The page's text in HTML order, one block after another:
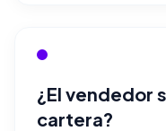
¿El vendedor
cartera?